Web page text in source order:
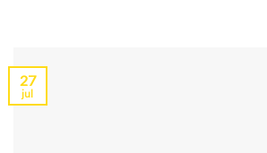
27
jul